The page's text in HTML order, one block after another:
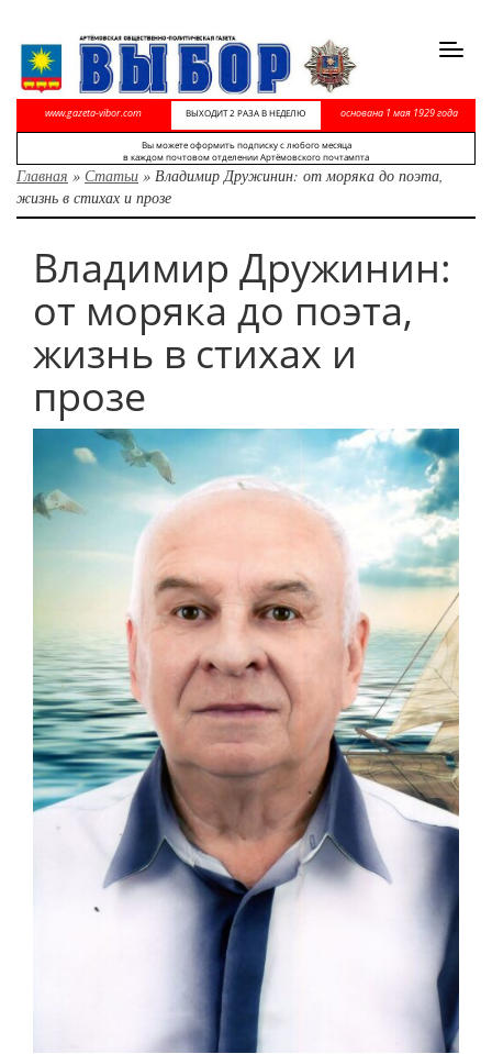
www.gazeta-vibor.com ВЫХОДИТ 2 РАЗА В НЕДЕЛЮ основана 1 мая 1929 года
Вы можете оформить подписку с любого месяца
в каждом почтовом отделении Артёмовского почтампта
Главная » Статьи » Владимир Дружинин: от моряка до поэта,
жизнь в стихах и прозе
Владимир Дружинин:
от моряка до поэта,
жизнь в стихах и
прозе